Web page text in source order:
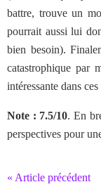
battre, trouve un
pourrait aussi lui
bien besoin).
catastrophique par
intéressante dans
Note : 7.5/10. En
perspectives pour
« Article précédent